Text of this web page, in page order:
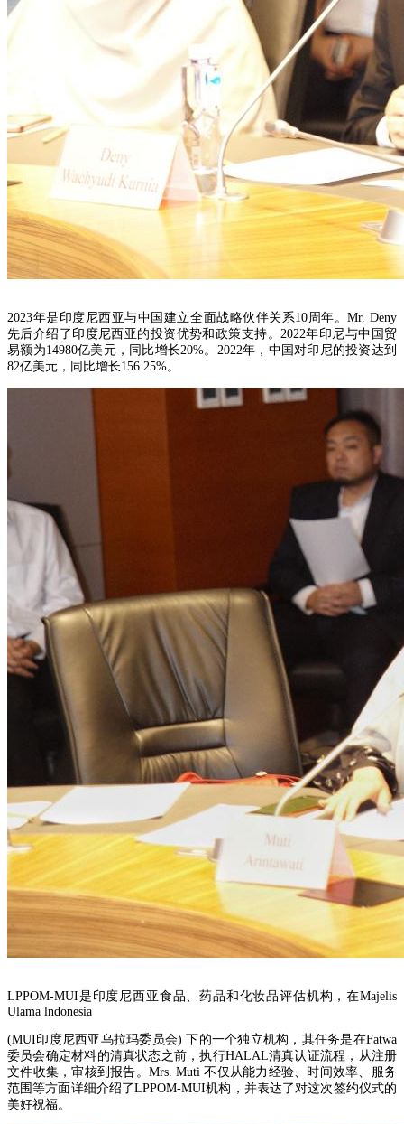
2023年是印度尼西亚与中国建立全面战略伙伴关系10周年。Mr. Deny
先后介绍了印度尼西亚的投资优势和政策支持。2022年印尼与中国贸
易额为14980亿美元，同比增长20%。2022年，中国对印尼的投资达到
82亿美元，同比增长156.25%。
LPPOM-MUI是印度尼西亚食品、药品和化妆品评估机构，在Majelis
Ulama lndonesia
(MUI印度尼西亚乌拉玛委员会) 下的一个独立机构，其任务是在Fatwa
委员会确定材料的清真状态之前，执行HALAL清真认证流程，从注册
文件收集，审核到报告。Mrs. Muti 不仅从能力经验、时间效率、服务
范围等方面详细介绍了LPPOM-MUI机构，并表达了对这次签约仪式的
美好祝福。